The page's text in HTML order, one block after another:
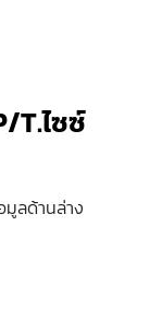
T.ไซซ์
ลด้านล่าง